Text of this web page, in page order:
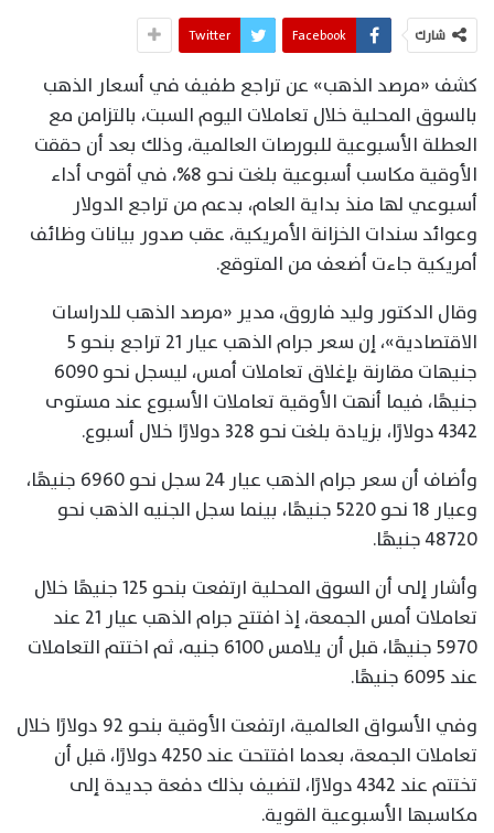
شارك Facebook
Twitter
كشف «مرصد الذهب» عن تراجع طفيف في أسعار الذهب
بالسوق المحلية خلال تعاملات اليوم السبت، بالتزامن مع
العطلة الأسبوعية للبورصات العالمية، وذلك بعد أن حققت
الأوقية مكاسب أسبوعية بلغت نحو 8%، في أقوى أداء
أسبوعي لها منذ بداية العام، بدعم من تراجع الدولار
وعوائد سندات الخزانة الأمريكية، عقب صدور بيانات وظائف
أمريكية جاءت أضعف من المتوقع.
وقال الدكتور وليد فاروق، مدير «مرصد الذهب للدراسات
الاقتصادية»، إن سعر جرام الذهب عيار 21 تراجع بنحو 5
جنيهات مقارنة بإغلاق تعاملات أمس، ليسجل نحو 6090
جنيهًا، فيما أنهت الأوقية تعاملات الأسبوع عند مستوى
4342 دولارًا، بزيادة بلغت نحو 328 دولارًا خلال أسبوع.
وأضاف أن سعر جرام الذهب عيار 24 سجل نحو 6960 جنيهًا،
وعيار 18 نحو 5220 جنيهًا، بينما سجل الجنيه الذهب نحو
48720 جنيهًا.
وأشار إلى أن السوق المحلية ارتفعت بنحو 125 جنيهًا خلال
تعاملات أمس الجمعة، إذ افتتح جرام الذهب عيار 21 عند
5970 جنيهًا، قبل أن يلامس 6100 جنيه، ثم اختتم التعاملات
عند 6095 جنيهًا.
وفي الأسواق العالمية، ارتفعت الأوقية بنحو 92 دولارًا خلال
تعاملات الجمعة، بعدما افتتحت عند 4250 دولارًا، قبل أن
تختتم عند 4342 دولارًا، لتضيف بذلك دفعة جديدة إلى
مكاسبها الأسبوعية القوية.